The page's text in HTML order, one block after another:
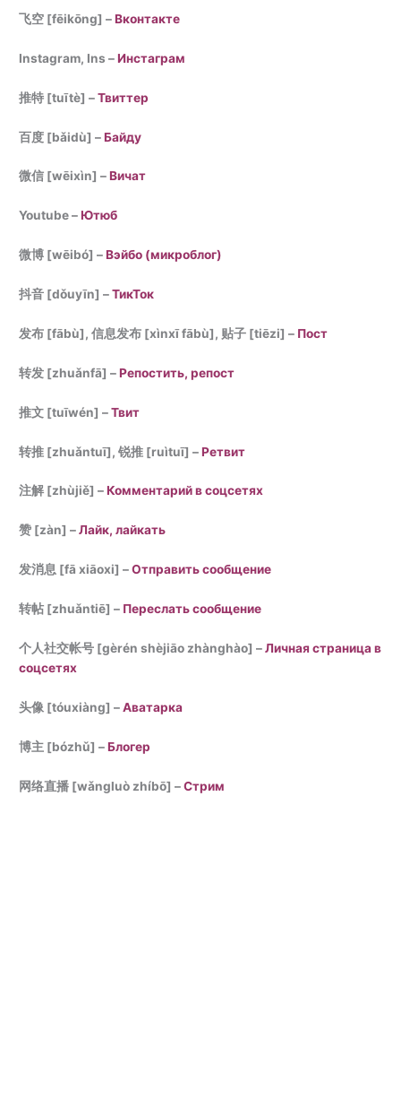
飞空 [fēikōng] –Вконтакте
Instagram, Ins –Инстаграм
推特 [tuītè] –Твиттер
百度 [bǎidù] –Байду
微信 [wēixìn] –Вичат
Youtube –Ютюб
微博 [wēibó] –Вэйбо (микроблог)
抖音 [dǒuyīn] –ТикТок
发布 [fābù], 信息发布 [xìnxī fābù], 贴子 [tiēzi] – Пост
转发 [zhuǎnfā] –Репостить, репост
推文 [tuīwén] –Твит
转推 [zhuǎntuī], 锐推 [ruìtuī] –Ретвит
注解 [zhùjiě] –Комментарий в соцсетях
赞 [zàn] –Лайк, лайкать
发消息 [fā xiāoxi] –Отправить сообщение
转帖 [zhuǎntiē] – Переслать сообщение
个人社交帐号 [gèrén shèjiāo zhànghào] –Личная страница в
соцсетях
头像 [tóuxiàng] –Аватарка
博主 [bózhǔ] –Блогер
网络直播 [wǎngluò zhíbō] –Стрим